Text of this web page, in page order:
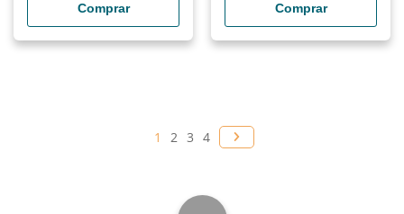
Comprar Comprar
1 2 3 4